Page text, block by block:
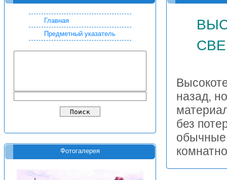
Главная
Предметный указатель
Фотогалерея
назад,
без
обычные